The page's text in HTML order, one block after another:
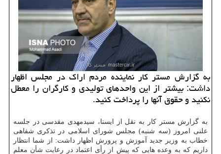
به گزارش مستر كار نماینده مردم اراك در مجلس اظهار
داشت: بیشتر از این واحدهای تولیدی و كارگران را معطل
نكنید و حقوق آنها را پرداخت كنید.
به گزارش مستر كار به نقل از ایسنا، سیدمهدی مقدسی در جلسه
علنی امروز (سه شنبه) مجلس شورای اسلامی در تذكری شفاهی
خطاب به وزیر جدید آموزش و پرورش اظهار داشت: از شما انتظار
داریم كه به وعده هایی كه پیش از رأی اعتماد در رعایت شأن معلم